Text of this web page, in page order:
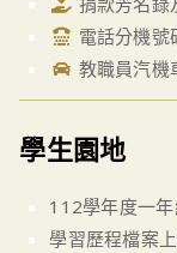
電話分機號
教職員汽機
學生園地
112學年度一
學習歷程檔案